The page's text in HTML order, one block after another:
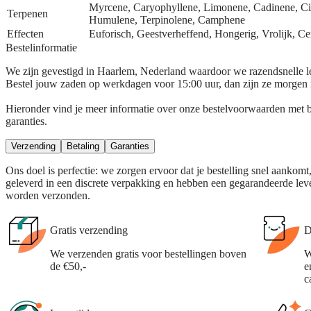
Terpenen
Myrcene, Caryophyllene, Limonene, Cadinene,
Humulene, Terpinolene, Camphene
Effecten
Euforisch, Geestverheffend, Hongerig, Vrolijk,
Bestelinformatie
We zijn gevestigd in Haarlem, Nederland waardoor we
Bestel jouw zaden op werkdagen voor 15:00 uur, dan zijn ze
Hieronder vind je meer informatie over onze bestelvoorwaarden met
garanties.
Verzending Betaling Garanties
Ons doel is perfectie: we zorgen ervoor dat je bestelling snel
geleverd in een discrete verpakking en hebben een gegarandeerde
worden verzonden.
Gratis verzending
We verzenden gratis voor bestellingen boven
de €50,-